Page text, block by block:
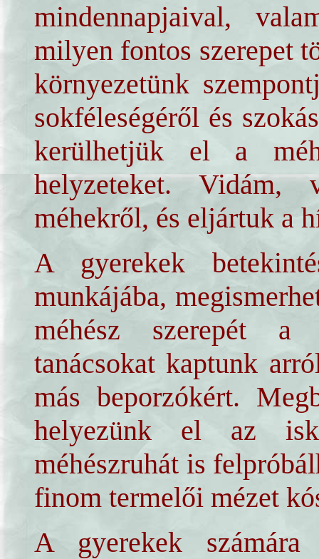
mindennapjaival,
milyen fontos szerepet
környezetünk
sokféleségéről és
kerülhetjük el a
helyzeteket.
méhekről, és eljártuk a
A gyerekek
munkájába,
méhész szerepét a
tanácsokat kaptunk
más beporzókért.
helyezünk el az
méhészruhát is
finom termelői mézet
A gyerekek